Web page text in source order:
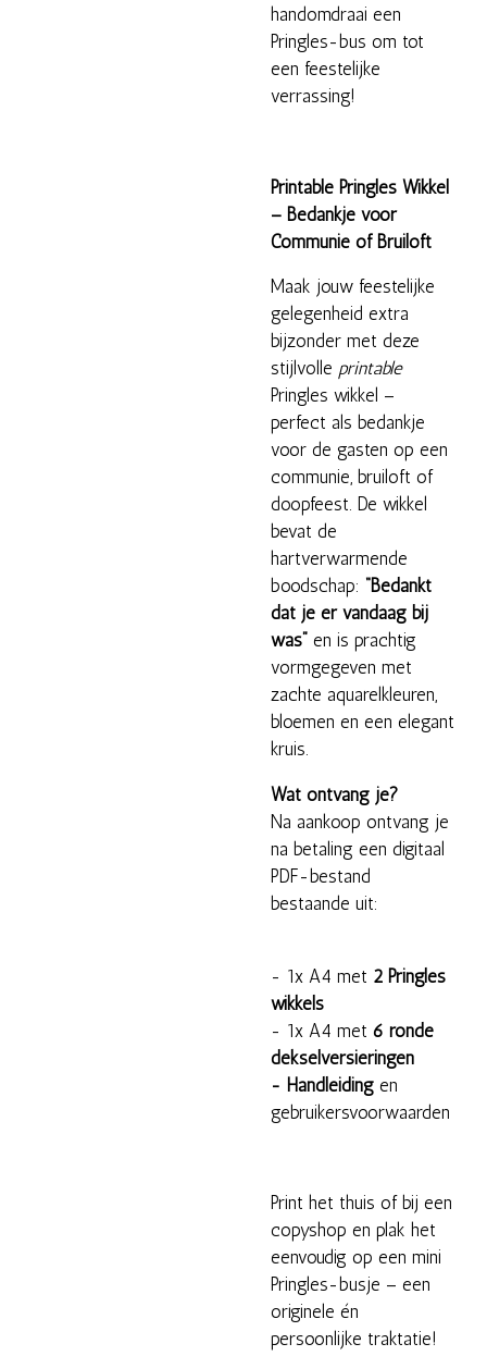
handomdraai een
Pringles-bus om tot
een feestelijke
verrassing!
Printable Pringles Wikkel
– Bedankje voor
Communie of Bruiloft
Maak jouw feestelijke
gelegenheid extra
bijzonder met deze
stijlvolle printable
Pringles wikkel –
perfect als bedankje
voor de gasten op een
communie, bruiloft of
doopfeest. De wikkel
bevat de
hartverwarmende
boodschap: “Bedankt
dat je er vandaag bij
was” en is prachtig
vormgegeven met
zachte aquarelkleuren,
bloemen en een elegant
kruis.
Wat ontvang je?
Na aankoop ontvang je
na betaling een digitaal
PDF-bestand
bestaande uit:
- 1x A4 met 2 Pringles
wikkels
- 1x A4 met 6 ronde
dekselversieringen
- Handleiding en
gebruikersvoorwaarden
Print het thuis of bij een
copyshop en plak het
eenvoudig op een mini
Pringles-busje – een
originele én
persoonlijke traktatie!